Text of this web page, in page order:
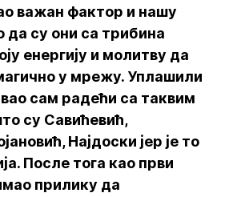
важан фактор и нашу
да су они са трибина
енергију и молитву да
у мрежу. Уплашили
сам радећи са таквим
су Савићевић,
Најдоски јер је то
После тога као први
прилику да